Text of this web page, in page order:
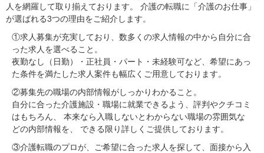
人を網羅して取り揃えております。 介護の転職に「介護のお仕事」
が選ばれる3つの理由をご紹介します。
①求人募集が充実しており、数多くの求人情報の中から自分に合
った求人を選べること。
夜勤なし（日勤）・正社員・パート・未経験可など、希望にあっ
た条件を満たした求人案件も幅広くご用意しております。
②募集先の職場の内部情報がしっかりわかること。
自分に合った介護施設・職場に就業できるよう、評判やクチコミ
はもちろん、 本来なら入職しないとわからない職場の雰囲気な
どの内部情報を、 できる限り詳しくご提供しております。
③介護転職のプロが、ご希望に合った求人を探して、面接から入